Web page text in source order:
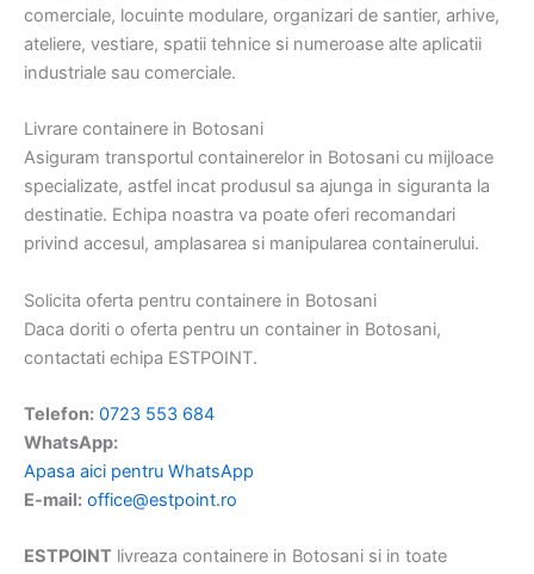
comerciale, locuinte modulare, organizari de santier, arhive,
ateliere, vestiare, spatii tehnice si numeroase alte aplicatii
industriale sau comerciale.
Livrare containere in Botosani
Asiguram transportul containerelor in Botosani cu mijloace
specializate, astfel incat produsul sa ajunga in siguranta la
destinatie. Echipa noastra va poate oferi recomandari
privind accesul, amplasarea si manipularea containerului.
Solicita oferta pentru containere in Botosani
Daca doriti o oferta pentru un container in Botosani,
contactati echipa ESTPOINT.
Telefon: 0723 553 684
WhatsApp:
Apasa aici pentru WhatsApp
E-mail: office@estpoint.ro
ESTPOINT livreaza containere in Botosani si in toate